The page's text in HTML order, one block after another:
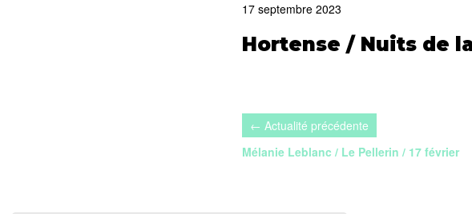
17 septembre 2023
Hortense / Nuits de
Navigation
de
Mélanie Leblanc / Le Pellerin / 17 février